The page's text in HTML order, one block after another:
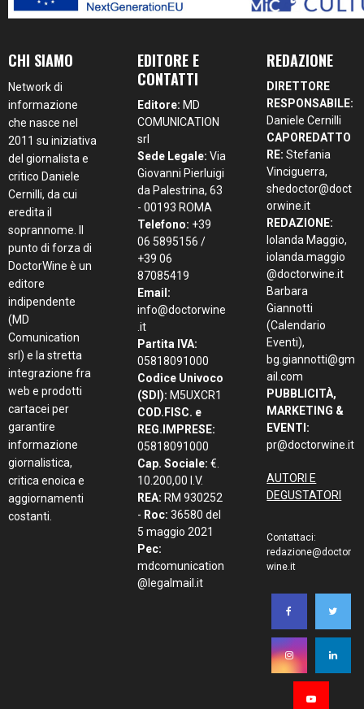
CHI SIAMO
Network di
informazione
che nasce nel
2011 su iniziativa
del giornalista e
critico Daniele
Cernilli, da cui
eredita il
soprannome. Il
punto di forza di
DoctorWine è un
editore
indipendente
(MD
Comunication
srl) e la stretta
integrazione fra
web e prodotti
cartacei per
garantire
informazione
giornalistica,
critica enoica e
aggiornamenti
costanti.
EDITORE E
CONTATTI
Editore: MD
COMUNICATION
srl
Sede Legale: Via
Giovanni Pierluigi
da Palestrina, 63
- 00193 ROMA
Telefono: +39
06 5895156 /
+39 06
87085419
Email:
info@doctorwine
.it
Partita IVA:
05818091000
Codice Univoco
(SDI): M5UXCR1
COD.FISC. e
REG.IMPRESE:
05818091000
Cap. Sociale: €.
10.200,00 I.V.
REA: RM 930252
- Roc: 36580 del
5 maggio 2021
Pec:
mdcomunication
@legalmail.it
REDAZIONE
DIRETTORE
RESPONSABILE:
Daniele Cernilli
CAPOREDATTO
RE: Stefania
Vinciguerra,
shedoctor@doct
orwine.it
REDAZIONE:
Iolanda Maggio,
iolanda.maggio
@doctorwine.it
Barbara
Giannotti
(Calendario
Eventi),
bg.giannotti@gm
ail.com
PUBBLICITÀ,
MARKETING &
EVENTI:
pr@doctorwine.it
AUTORI E
DEGUSTATORI
Contattaci:
redazione@doctor
wine.it